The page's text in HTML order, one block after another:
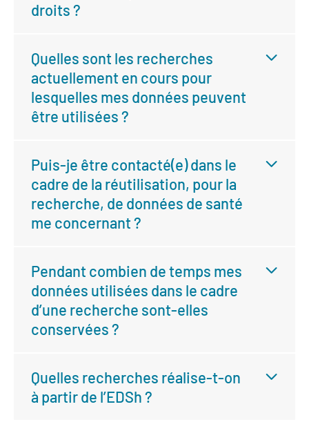
droits ?
Quelles sont les recherches
actuellement en cours pour
lesquelles mes données peuvent
être utilisées ?
Puis-je être contacté(e) dans le
cadre de la réutilisation, pour la
recherche, de données de santé
me concernant ?
Pendant combien de temps mes
données utilisées dans le cadre
d’une recherche sont-elles
conservées ?
Quelles recherches réalise-t-on
à partir de l’EDSh ?